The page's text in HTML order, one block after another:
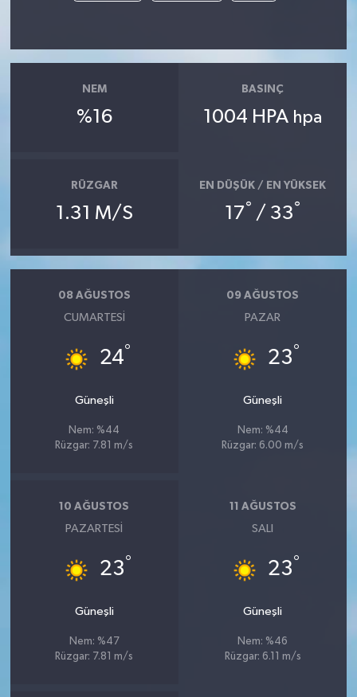
NEM
%16
BASINÇ
1004 HPA hpa
RÜZGAR
1.31 M/S
EN DÜŞÜK / EN YÜKSEK
17° / 33°
08 AĞUSTOS
CUMARTESI
24°
Güneşli
Nem: %44
Rüzgar: 7.81 m/s
09 AĞUSTOS
PAZAR
23°
Güneşli
Nem: %44
Rüzgar: 6.00 m/s
10 AĞUSTOS
PAZARTESI
23°
Güneşli
Nem: %47
Rüzgar: 7.81 m/s
11 AĞUSTOS
SALI
23°
Güneşli
Nem: %46
Rüzgar: 6.11 m/s